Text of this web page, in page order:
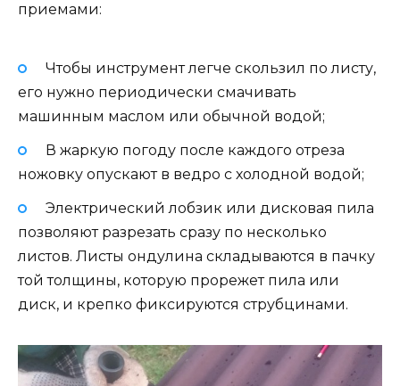
приемами:
Чтобы инструмент легче скользил по листу,
его нужно периодически смачивать
машинным маслом или обычной водой;
В жаркую погоду после каждого отреза
ножовку опускают в ведро с холодной водой;
Электрический лобзик или дисковая пила
позволяют разрезать сразу по несколько
листов. Листы ондулина складываются в пачку
той толщины, которую прорежет пила или
диск, и крепко фиксируются струбцинами.